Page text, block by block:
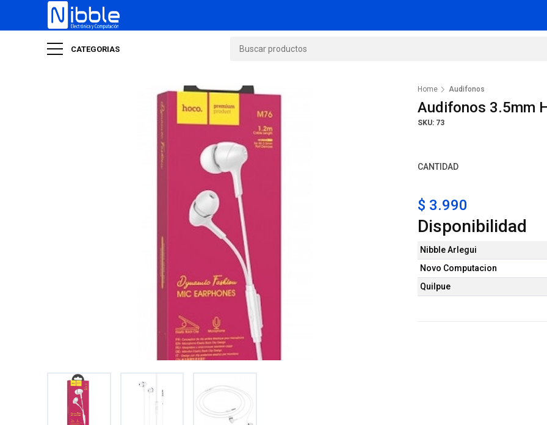
CATEGORIAS
Home Audifonos
Audifonos 3.5mm
SKU: 73
CANTIDAD
$ 3.990
Disponibilidad
Nibble Arlegui
Novo Computacion
Quilpue